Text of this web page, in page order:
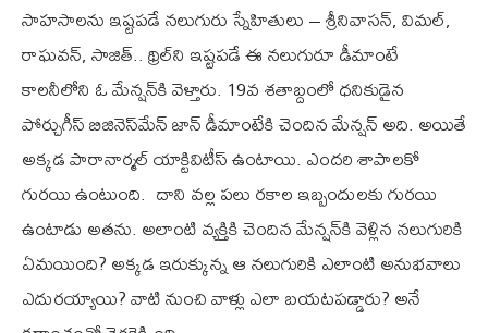
సాహసాలను ఇష్టపడే నలుగురు స్నేహితులు – శ్రీనివాసన్‌, విమల్‌,
రాఘవన్‌, సాజిత్‌.. థ్రిల్‌ని ఇష్టపడే ఈ నలుగురూ డీమాంటే
కాలనీలోని ఓ మేన్షన్‌కి వెళ్తారు. 19వ శతాబ్దంలో ధనికుడైన
పోర్చుగీస్‌ బిజినెస్‌మేన్‌ జాన్‌ డీమాంటేకి చెందిన మేన్షన్‌ అది. అయితే
అక్కడ పారానార్మల్‌ యాక్టివిటీస్‌ ఉంటాయి. ఎందరి శాపాలకో
గురయి ఉంటుంది. దాని వల్ల పలు రకాల ఇబ్బందులకు గురయి
ఉంటాడు అతను. అలాంటి వ్యక్తికి చెందిన మేన్షన్‌కి వెళ్లిన నలుగురికి
ఏమయింది? అక్కడ ఇరుక్కున్న ఆ నలుగురికి ఎలాంటి అనుభవాలు
ఎదురయ్యాయి? వాటి నుంచి వాళ్లు ఎలా బయటపడ్డారు? అనే